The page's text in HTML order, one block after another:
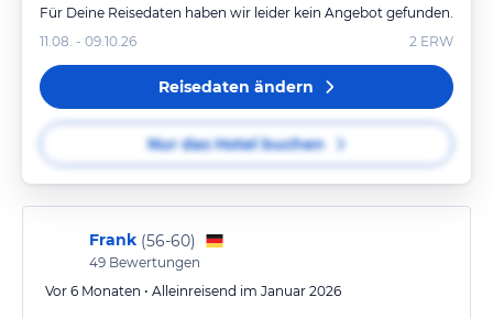
Für Deine Reisedaten haben wir leider kein Angebot gefunden.
11.08. - 09.10.26
2 ERW
Reisedaten ändern
Nur das Hotel buchen
Frank (56-60)
49 Bewertungen
Vor 6 Monaten • Alleinreisend im Januar 2026